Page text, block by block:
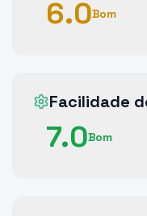
6.0Bom
Facilidade
7.0Bom